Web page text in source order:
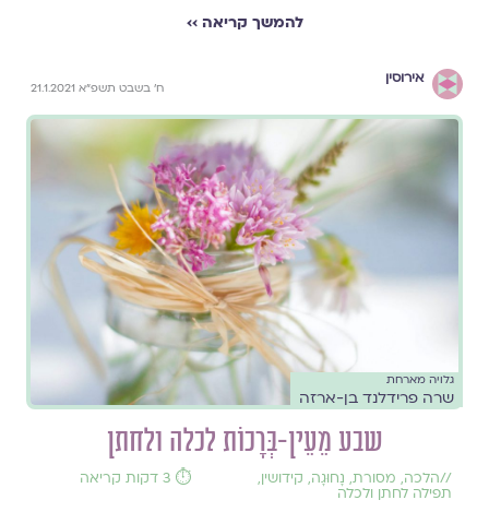
להמשך קריאה ››
אירוסין
ח' בשבט תשפ"א 21.1.2021
גלויה מארחת
שרה פרידלנד בן-ארזה
שבע מֵעֵין-בְּרָכוֹת לכלה ולחתן
//הלכה, מסורת, נָחוּגָה, קידושין,
תפילה לחתן ולכלה
⏱️ 3 דקות קריאה